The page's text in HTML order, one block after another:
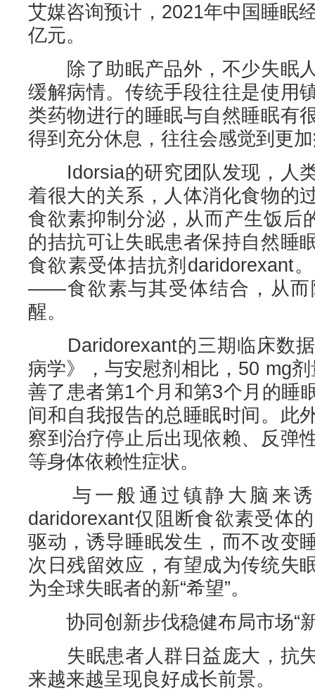
艾媒咨询预计，2021年中国睡眠
亿元。
除了助眠产品外，不少失眠
缓解病情。传统手段往往是使用
类药物进行的睡眠与自然睡眠有
得到充分休息，往往会感觉到更
Idorsia的研究团队发现，人
着很大的关系，人体消化食物的
食欲素抑制分泌，从而产生饭后
的拮抗可让失眠患者保持自然睡
食欲素受体拮抗剂daridorexant
——食欲素与其受体结合，从而
醒。
Daridorexant的三期临床数据
病学》，与安慰剂相比，50 mg
善了患者第1个月和第3个月的睡
间和自我报告的总睡眠时间。此
察到治疗停止后出现依赖、反弹
等身体依赖性症状。
与一般通过镇静大脑来诱
daridorexant仅阻断食欲素受体
驱动，诱导睡眠发生，而不改变
次日残留效应，有望成为传统失
为全球失眠者的新“希望”。
协同创新步伐稳健布局市场“
失眠患者人群日益庞大，抗
来越来越呈现良好成长前景。